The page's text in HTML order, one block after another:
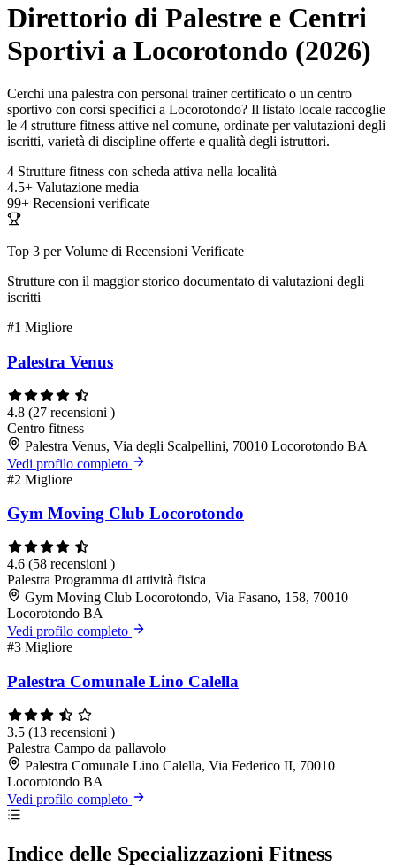
Direttorio di Palestre e Centri
Sportivi a Locorotondo (2026)
Cerchi una palestra con personal trainer certificato o un centro
sportivo con corsi specifici a Locorotondo? Il listato locale raccoglie
le 4 strutture fitness attive nel comune, ordinate per valutazioni degli
iscritti, varietà di discipline offerte e qualità degli istruttori.
4 Strutture fitness con scheda attiva nella località
4.5+ Valutazione media
99+ Recensioni verificate
Top 3 per Volume di Recensioni Verificate
Strutture con il maggior storico documentato di valutazioni degli
iscritti
#1 Migliore
Palestra Venus
4.8 (27 recensioni )
Centro fitness
Palestra Venus, Via degli Scalpellini, 70010 Locorotondo BA
Vedi profilo completo
#2 Migliore
Gym Moving Club Locorotondo
4.6 (58 recensioni )
Palestra Programma di attività fisica
Gym Moving Club Locorotondo, Via Fasano, 158, 70010
Locorotondo BA
Vedi profilo completo
#3 Migliore
Palestra Comunale Lino Calella
3.5 (13 recensioni )
Palestra Campo da pallavolo
Palestra Comunale Lino Calella, Via Federico II, 70010
Locorotondo BA
Vedi profilo completo
Indice delle Specializzazioni Fitness